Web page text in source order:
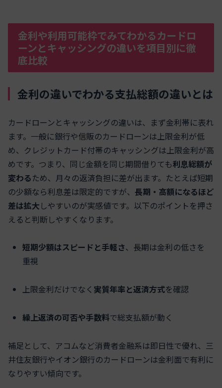
金利や利用可能枠でみてわかるカードロ
ーンとキャッシングの違いを項目別に徹
底比較
金利の違いでわかる支払総額の違いとは
カードローンとキャッシングの違いは、まず金利帯に表れ
ます。一般に銀行や信販のカードローンは上限金利が低
め、クレジットカード付帯のキャッシングは上限金利が高
めです。つまり、同じ金額を同じ期間借りても利息総額が
変わるため、月々の返済負担に差が出ます。たとえば短期
の少額なら利息差は限定的ですが、 長期・高額になるほど
差は拡大 しやすいのが実感値です。以下のポイントを押さ
えると判断しやすくなります。
短期少額はスピードと手軽さ、長期は金利の低さを
重視
上限金利だけでなく 実質年率と返済方式を確認
繰上返済の可否や手数料で総支払額が動く
補足として、アコムなど消費者金融系は即日性で優れ、三
井住友銀行やイオン銀行のカードローンは金利面で有利に
なりやすい傾向です。